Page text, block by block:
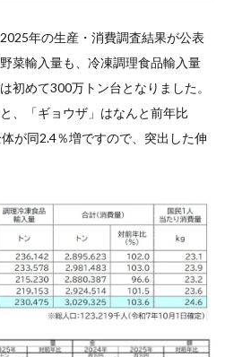
年の生産・消費調査結果が公表
菜輸入量も、冷凍調理食品輸入量
初めて300万トン台となりました。
、「ギョウザ」はなんと前年比
が同2.4％増ですので、突出した伸